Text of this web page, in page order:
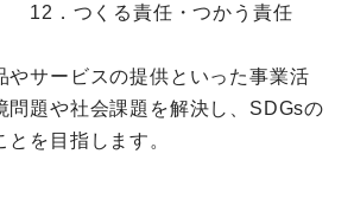
12．つくる責任・つかう責任
やサービスの提供といった事業活
問題や社会課題を解決し、SDGsの
を目指します。